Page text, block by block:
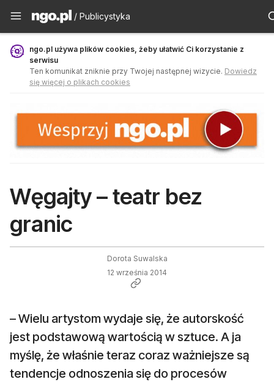
Publicystyka - ngo.pl
/ Publicystyka
ngo.pl używa plików cookies, żeby ułatwić Ci korzystanie z
serwisu
Ten komunikat zniknie przy Twojej następnej wizycie. Dowiedz
się więcej o plikach cookies
Węgajty – teatr bez
granic
Dorota Suwalska
12 września 2014
– Wielu artystom wydaje się, że autorskość
jest podstawową wartością w sztuce. A ja
myślę, że właśnie teraz coraz ważniejsze są
tendencje odnoszenia się do procesów